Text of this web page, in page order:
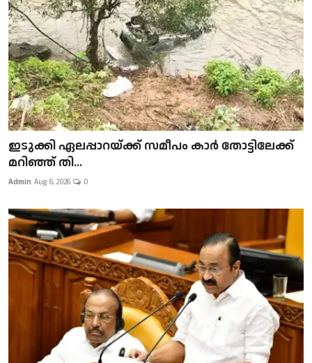
ഇടുക്കി ഏലപ്പാറയ്ക്ക് സമീപം കാർ തോട്ടിലേക്ക്
മറിഞ്ഞ് തി...
Admin Aug 6, 2026 0